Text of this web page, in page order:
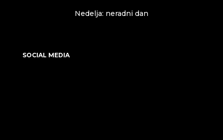
Nedelja: neradni dan
SOCIAL MEDIA